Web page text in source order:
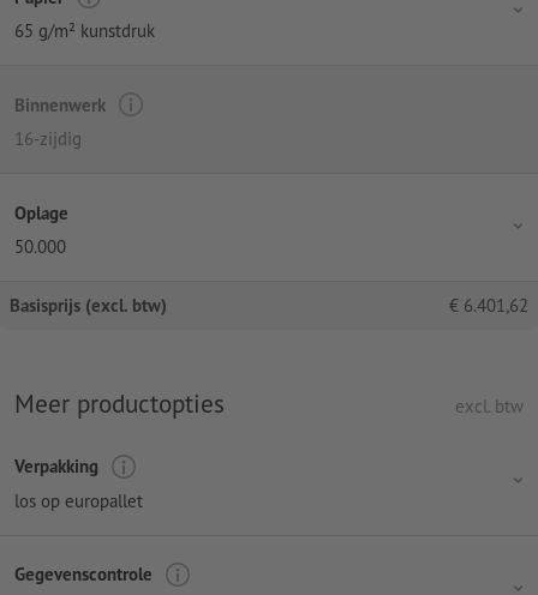
65 g/m² kunstdruk
Binnenwerk
16-zijdig
Oplage
50.000
Basisprijs (excl. btw) € 6.401,62
Meer productopties excl. btw
Verpakking
los op europallet
Gegevenscontrole